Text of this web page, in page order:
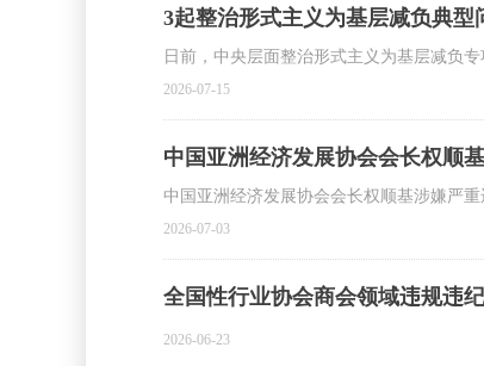
3起整治形式主义为基层减负典型
日前，中央层面整治形式主义为基层减负
2026-07-15
中国亚洲经济发展协会会长权顺
中国亚洲经济发展协会会长权顺基涉嫌严
2026-07-03
全国性行业协会商会领域违规违
2026-06-23